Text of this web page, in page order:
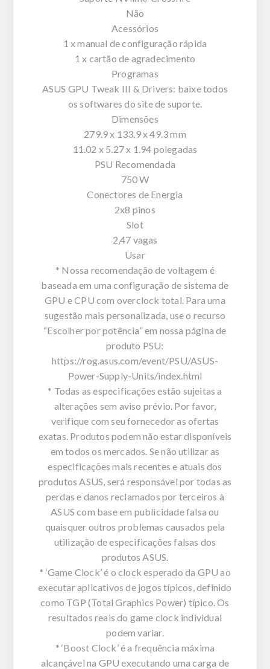
Não
Acessórios
1 x manual de configuração rápida
1 x cartão de agradecimento
Programas
ASUS GPU Tweak III & Drivers: baixe todos
os softwares do site de suporte.
Dimensões
279.9 x 133.9 x 49.3 mm
11.02 x 5.27 x 1.94 polegadas
PSU Recomendada
750 W
Conectores de Energia
2x8 pinos
Slot
2,47 vagas
Usar
* Nossa recomendação de voltagem é
baseada em uma configuração de sistema de
GPU e CPU com overclock total. Para uma
sugestão mais personalizada, use o recurso
“Escolher por potência” em nossa página de
produto PSU:
https://rog.asus.com/event/PSU/ASUS-
Power-Supply-Units/index.html
* Todas as especificações estão sujeitas a
alterações sem aviso prévio. Por favor,
verifique com seu fornecedor as ofertas
exatas. Produtos podem não estar disponíveis
em todos os mercados. Se não utilizar as
especificações mais recentes e atuais dos
produtos ASUS, será responsável por todas as
perdas e danos reclamados por terceiros à
ASUS com base em publicidade falsa ou
quaisquer outros problemas causados pela
utilização de especificações falsas dos
produtos ASUS.
* ‘Game Clock’ é o clock esperado da GPU ao
executar aplicativos de jogos típicos, definido
como TGP (Total Graphics Power) típico. Os
resultados reais do game clock individual
podem variar.
* ‘Boost Clock’ é a frequência máxima
alcançável na GPU executando uma carga de